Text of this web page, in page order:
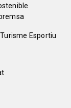
Turisme Esportiu